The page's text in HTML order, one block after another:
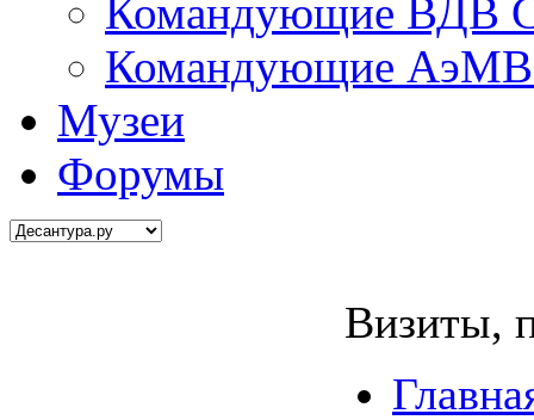
Командующие ВДВ
Командующие АэМВ
Музеи
Форумы
Визиты,